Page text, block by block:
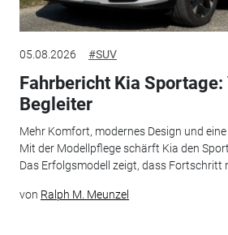
05.08.2026 #SUV
Fahrbericht Kia
Begleiter
Mehr Komfort, modernes Design und
Mit der Modellpflege schärft Kia den
Das Erfolgsmodell zeigt, dass Fortschritt
von Ralph M. Meunzel